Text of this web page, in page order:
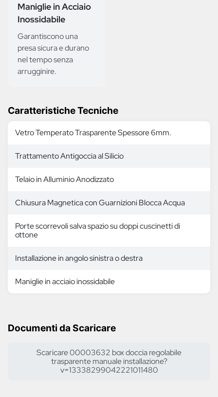
Maniglie in Acciaio
Inossidabile
Garantiscono una
presa sicura e durano
nel tempo senza
arrugginire.
Caratteristiche Tecniche
Vetro Temperato Trasparente Spessore 6mm.
Trattamento Antigoccia al Silicio
Telaio in Alluminio Anodizzato
Chiusura Magnetica con Guarnizioni Blocca Acqua
Porte scorrevoli salva spazio su doppi cuscinetti di
ottone
Installazione in angolo sinistra o destra
Maniglie in acciaio inossidabile
Documenti da Scaricare
Scaricare 00003632 box doccia regolabile
trasparente manuale installazione?
v=13338299042221011480